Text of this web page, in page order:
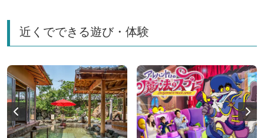
近くでできる遊び・体験